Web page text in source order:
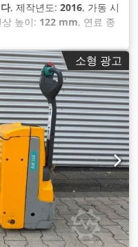
, 제작년도: 2016, 가동 시
높이: 122 mm, 연료 종
길이:
방식:Elektro, 건설 폭:
소형 광고